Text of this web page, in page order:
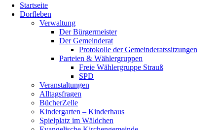
oben
scrollen
Startseite
Dorfleben
Verwaltung
Der Bürgermeister
Der Gemeinderat
Protokolle der Gemeinderatssitzungen
Parteien & Wählergruppen
Freie Wählergruppe Strauß
SPD
Veranstaltungen
Alltagsfragen
BücherZelle
Kindergarten – Kinderhaus
Spielplatz im Wäldchen